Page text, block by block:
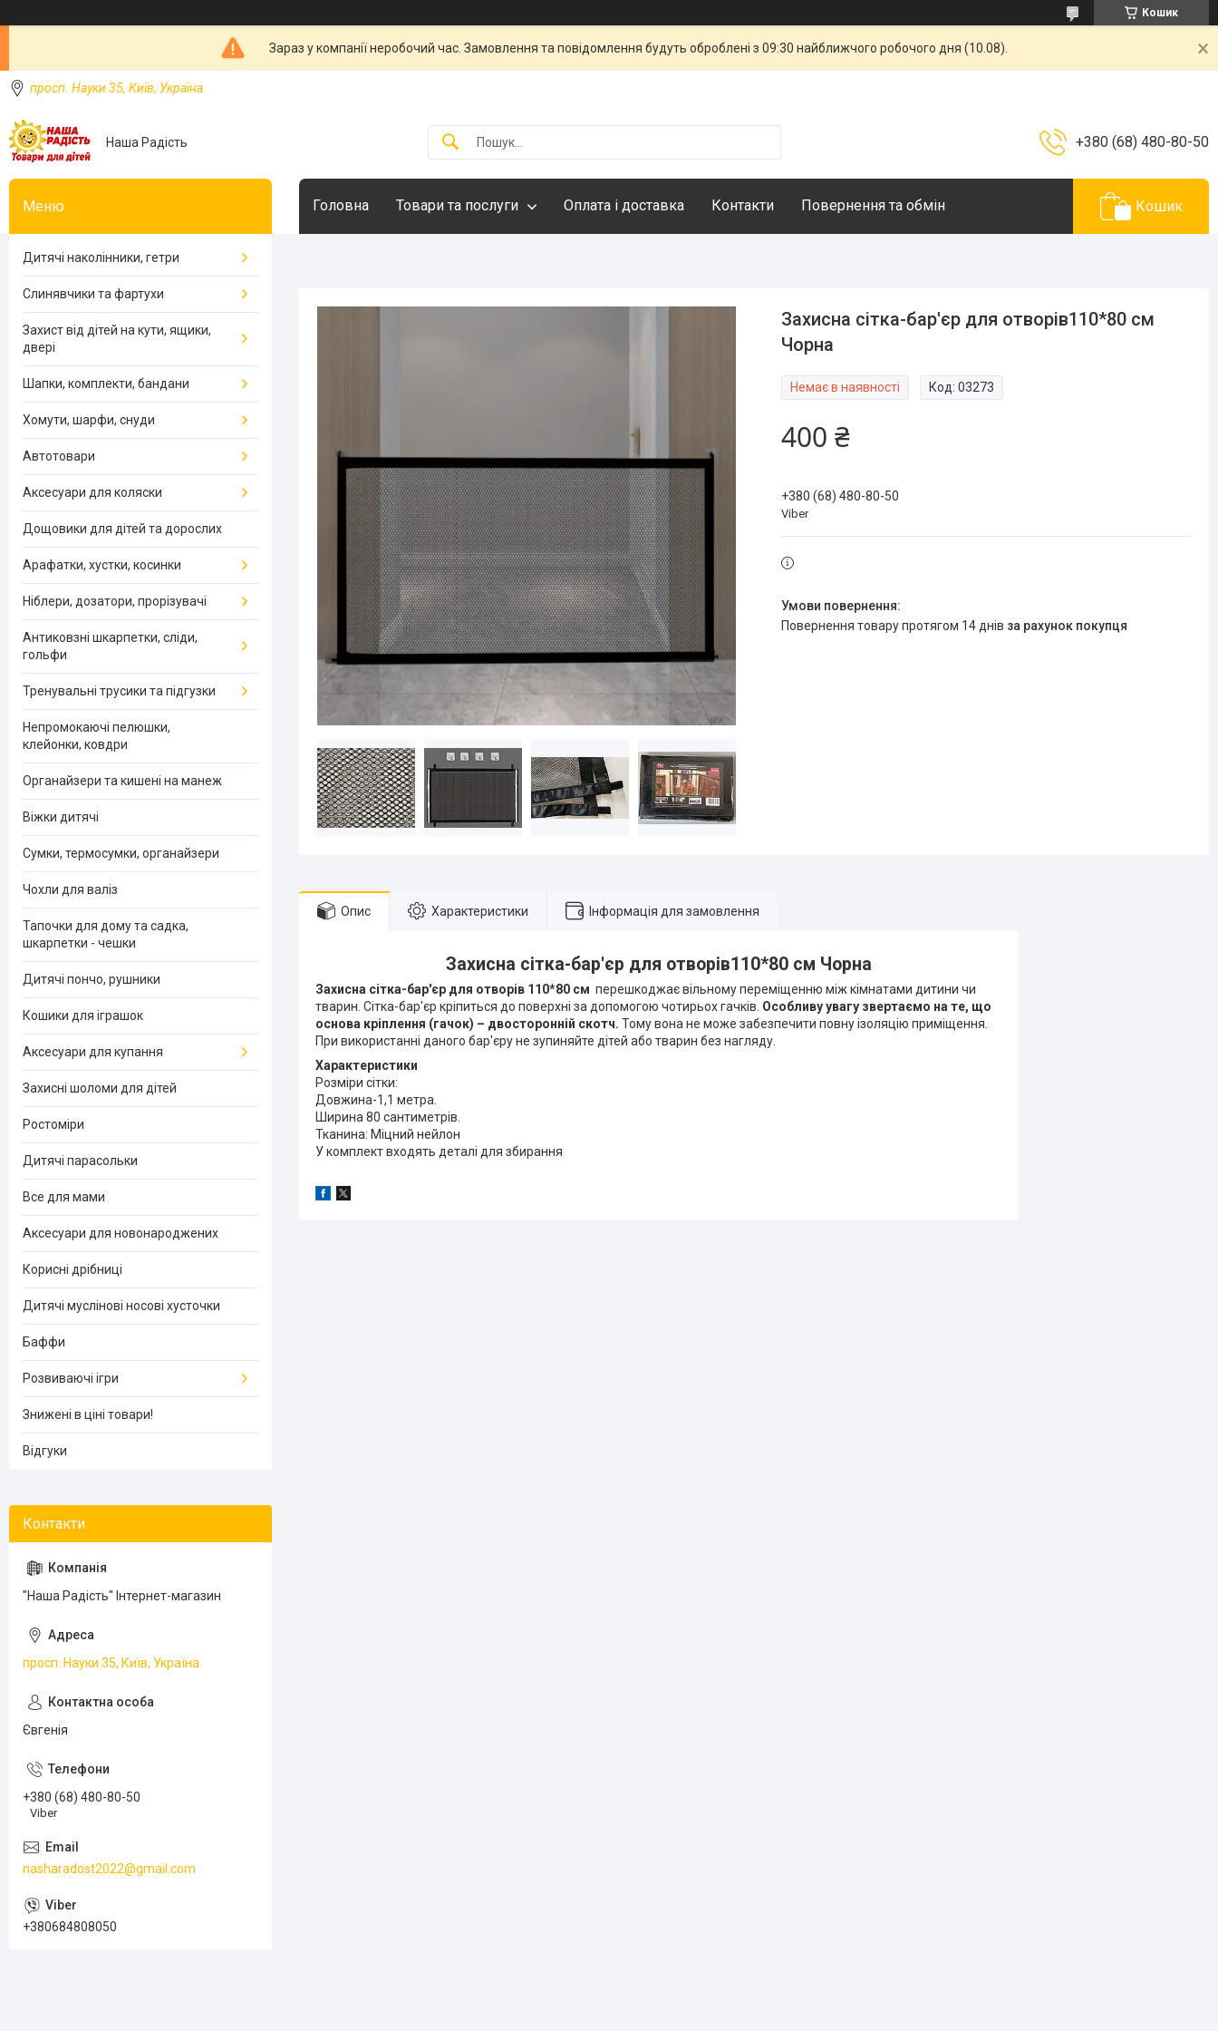
Кошик
Зараз у компанії неробочий час. Замовлення та повідомлення будуть оброблені з 09:30 найближчого робочого дня (10.08).
просп. Науки 35, Київ, Україна
Наша Радість +380 (68) 480-80-50
Головна Товари та послуги Оплата і доставка Контакти Повернення та обмін Кошик
Захисна сітка-бар'єр для отворів110*80 см
Чорна
Немає в наявності Код:03273
400 ₴
+380 (68) 480-80-50
Viber
повернення товару протягом 14 днів за рахунок покупця
Опис Характеристики Інформація для замовлення
Захисна сітка-бар'єр для отворів110*80 см Чорна
Захисна сітка-бар'єр для отворів 110*80 см перешкоджає вільному переміщенню між кімнатами дитини чи
тварин. Сітка-бар'єр кріпиться до поверхні за допомогою чотирьох гачків. Особливу увагу звертаємо на те, що
основа кріплення (гачок) – двосторонній скотч. Тому вона не може забезпечити повну ізоляцію приміщення.
При використанні даного бар'єру не зупиняйте дітей або тварин без нагляду.
Характеристики
Розміри сітки:
Довжина-1,1 метра.
Ширина 80 сантиметрів.
Тканина: Міцний нейлон
У комплект входять деталі для збирання
Дитячі наколінники, гетри
Слинявчики та фартухи
Захист від дітей на кути, ящики,
двері
Шапки, комплекти, бандани
Хомути, шарфи, снуди
Автотовари
Аксесуари для коляски
Дощовики для дітей та дорослих
Арафатки, хустки, косинки
Ніблери, дозатори, прорізувачі
Антиковзні шкарпетки, сліди,
гольфи
Тренувальні трусики та підгузки
Непромокаючі пелюшки,
клейонки, ковдри
Органайзери та кишені на манеж
Віжки дитячі
Сумки, термосумки, органайзери
Чохли для валіз
Тапочки для дому та садка,
шкарпетки - чешки
Дитячі пончо, рушники
Кошики для іграшок
Аксесуари для купання
Захисні шоломи для дітей
Ростоміри
Дитячі парасольки
Все для мами
Аксесуари для новонароджених
Корисні дрібниці
Дитячі муслінові носові хусточки
Баффи
Розвиваючі ігри
Знижені в ціні товари!
Відгуки
"Наша Радість" Інтернет-магазин
просп. Науки 35, Київ, Україна
Євгенія
+380 (68) 480-80-50
Viber
nasharadost2022@gmail.com
+380684808050